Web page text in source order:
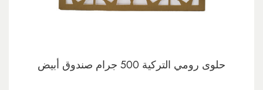
حلوى رومي التركية 500 جرام صندوق أبيض